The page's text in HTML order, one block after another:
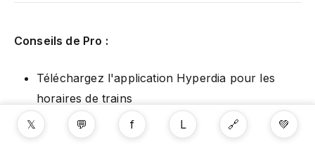
Conseils de Pro :
Téléchargez l'application Hyperdia pour les
horaires de trains
Obtenez votre carte Suica immédiatement à
𝕏 💬 f L 🔗 💚